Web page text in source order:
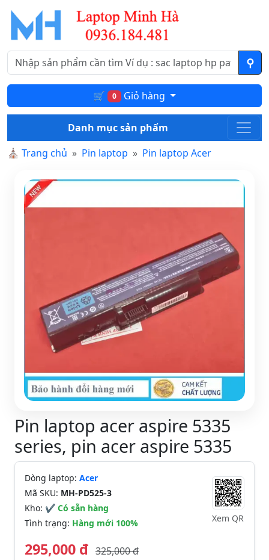
🛒 0 Giỏ hàng
Danh mục sản phẩm
⛪ Trang chủ Pin laptop Pin laptop Acer
Pin laptop acer aspire 5335
series, pin acer aspire 5335
Dòng laptop: Acer
Mã SKU: MH-PD525-3
Kho: ✔ Có sẵn hàng
Tình trạng: Hàng mới 100% Xem QR
295,000 đ 325,000 đ